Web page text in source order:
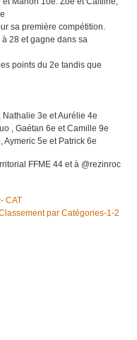
sa première compétition.
28 et gagne dans sa
points du 2e tandis que
3e et Aurélie 4e
, Gaétan 6e et Camille 9e
Aymeric 5e et Patrick 6e
FFME 44 et à @rezinroc
CAT
par Catégories-1-2